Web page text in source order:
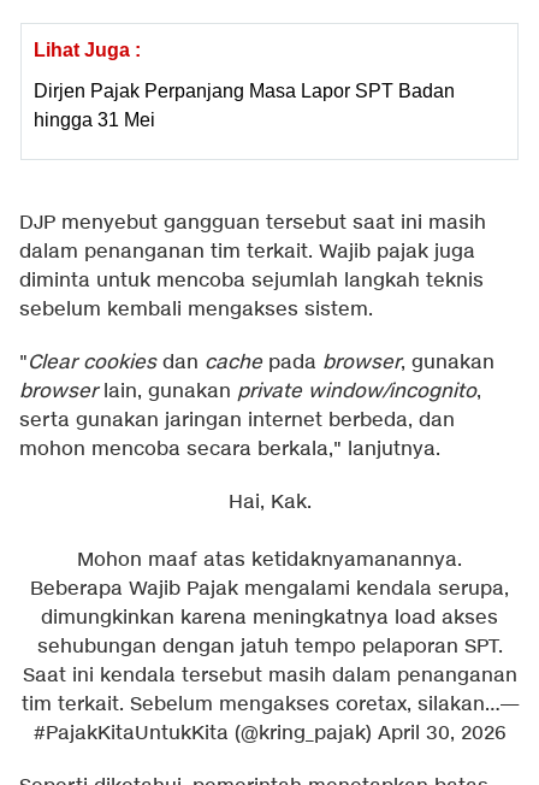
Lihat Juga :
Dirjen Pajak Perpanjang Masa Lapor SPT Badan
hingga 31 Mei
DJP menyebut gangguan tersebut saat ini masih
dalam penanganan tim terkait. Wajib pajak juga
diminta untuk mencoba sejumlah langkah teknis
sebelum kembali mengakses sistem.
"Clear cookiesdan cache pada browser, gunakan
browserlain, gunakan private window/incognito,
serta gunakan jaringan internet berbeda, dan
mohon mencoba secara berkala," lanjutnya.
Hai, Kak.
Mohon maaf atas ketidaknyamanannya.
Beberapa Wajib Pajak mengalami kendala serupa,
dimungkinkan karena meningkatnya load akses
sehubungan dengan jatuh tempo pelaporan SPT.
Saat ini kendala tersebut masih dalam penanganan
tim terkait. Sebelum mengakses coretax, silakan…—
#PajakKitaUntukKita (@kring_pajak) April 30, 2026